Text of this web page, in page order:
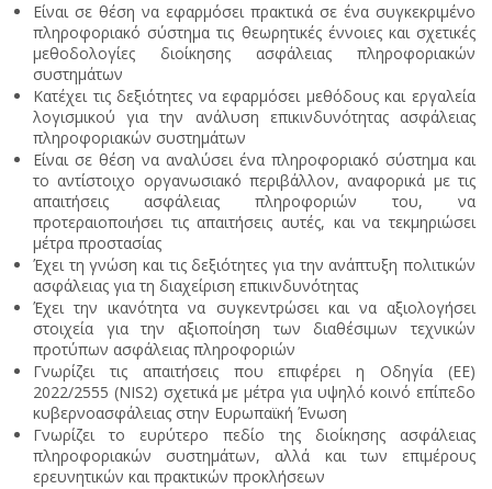
Είναι σε θέση να εφαρμόσει πρακτικά σε ένα συγκεκριμένο
πληροφοριακό σύστημα τις θεωρητικές έννοιες και σχετικές
μεθοδολογίες διοίκησης ασφάλειας πληροφοριακών
συστημάτων
Κατέχει τις δεξιότητες να εφαρμόσει μεθόδους και εργαλεία
λογισμικού για την ανάλυση επικινδυνότητας ασφάλειας
πληροφοριακών συστημάτων
Είναι σε θέση να αναλύσει ένα πληροφοριακό σύστημα και
το αντίστοιχο οργανωσιακό περιβάλλον, αναφορικά με τις
απαιτήσεις ασφάλειας πληροφοριών του, να
προτεραιοποιήσει τις απαιτήσεις αυτές, και να τεκμηριώσει
μέτρα προστασίας
Έχει τη γνώση και τις δεξιότητες για την ανάπτυξη πολιτικών
ασφάλειας για τη διαχείριση επικινδυνότητας
Έχει την ικανότητα να συγκεντρώσει και να αξιολογήσει
στοιχεία για την αξιοποίηση των διαθέσιμων τεχνικών
προτύπων ασφάλειας πληροφοριών
Γνωρίζει τις απαιτήσεις που επιφέρει η Οδηγία (ΕΕ)
2022/2555 (NIS2) σχετικά με μέτρα για υψηλό κοινό επίπεδο
κυβερνοασφάλειας στην Ευρωπαϊκή Ένωση
Γνωρίζει το ευρύτερο πεδίο της διοίκησης ασφάλειας
πληροφοριακών συστημάτων, αλλά και των επιμέρους
ερευνητικών και πρακτικών προκλήσεων